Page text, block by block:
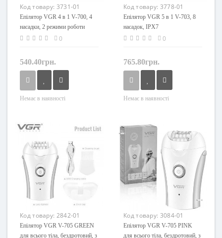
Код товару: 3731-01
Епілятор VGR 4 в 1 V-700, 4
насадки, 2 режими роботи
0
540.40грн.
Немає в наявності
Код товару: 3778-01
Епілятор VGR 5 в 1 V-703, 8
насадок, IPX7
0
765.80грн.
Немає в наявності
Код товару: 2842-01
Епілятор VGR V-705 GREEN
для всього тіла, бездротовий, з
Код товару: 3084-01
Епілятор VGR V-705 PINK
для всього тіла, бездротовий, з